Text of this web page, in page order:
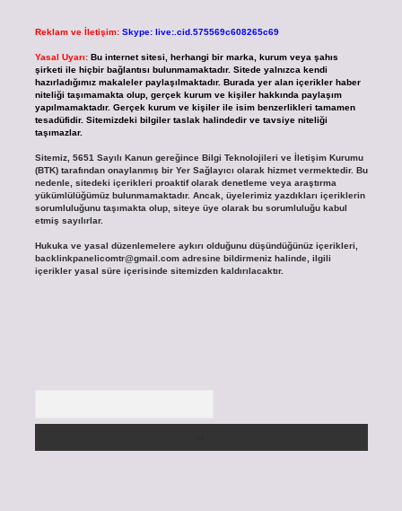
Reklam ve İletişim: Skype: live:.cid.575569c608265c69
Yasal Uyarı: Bu internet sitesi, herhangi bir marka, kurum veya şahıs
şirketi ile hiçbir bağlantısı bulunmamaktadır. Sitede yalnızca kendi
hazırladığımız makaleler paylaşılmaktadır. Burada yer alan içerikler haber
niteliği taşımamakta olup, gerçek kurum ve kişiler hakkında paylaşım
yapılmamaktadır. Gerçek kurum ve kişiler ile isim benzerlikleri tamamen
tesadüfidir. Sitemizdeki bilgiler taslak halindedir ve tavsiye niteliği
taşımazlar.
Sitemiz, 5651 Sayılı Kanun gereğince Bilgi Teknolojileri ve İletişim Kurumu
(BTK) tarafından onaylanmış bir Yer Sağlayıcı olarak hizmet vermektedir. Bu
nedenle, sitedeki içerikleri proaktif olarak denetleme veya araştırma
yükümlülüğümüz bulunmamaktadır. Ancak, üyelerimiz yazdıkları içeriklerin
sorumluluğunu taşımakta olup, siteye üye olarak bu sorumluluğu kabul
etmiş sayılırlar.
Hukuka ve yasal düzenlemelere aykırı olduğunu düşündüğünüz içerikleri,
backlinkpanelicomtr@gmail.comadresine bildirmeniz halinde, ilgili
içerikler yasal süre içerisinde sitemizden kaldırılacaktır.